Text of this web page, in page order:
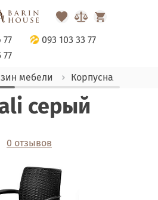
77
093 103 33 77
77
мебели
Корпусная мебель
серый
0 отзывов